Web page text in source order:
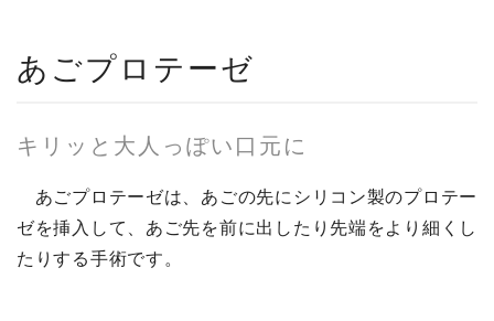
あごプロテーゼ
キリッと大人っぽい口元に
あごプロテーゼは、あごの先にシリコン製のプロテー
ゼを挿入して、あご先を前に出したり先端をより細くし
たりする手術です。